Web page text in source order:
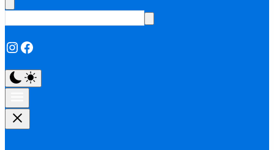
Instagram
Facebook